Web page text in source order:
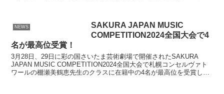
NEWS
SAKURA JAPAN MUSIC
COMPETITION2024全国大会で4
名が最高位受賞！
3月28日、29日に彩の国さいたま芸術劇場で開催されたSAKURA
JAPAN MUSIC COMPETITION2024全国大会で札幌コンセルヴァト
ワールの棚瀬美鶴恵先生のクラスに在籍中の4名が最高位を受賞しま